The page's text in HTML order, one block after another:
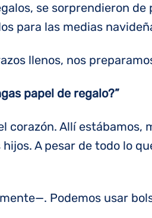
se sorprendieron
para las medias
llenos, nos
papel de regalo?”
corazón. Allí
A pesar de todo lo
Podemos usar